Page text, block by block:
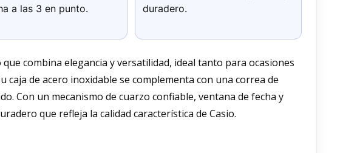
a las 3 en punto.
duradero.
combina elegancia y versatilidad, ideal tanto para ocasiones
de acero inoxidable se complementa con una correa de
Con un mecanismo de cuarzo confiable, ventana de fecha y
que refleja la calidad característica de Casio.